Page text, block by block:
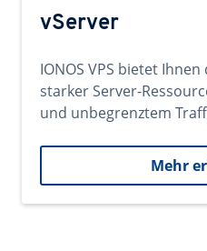
vServer
IONOS VPS bietet
starker Server-
und unbegrenztem
Mehr